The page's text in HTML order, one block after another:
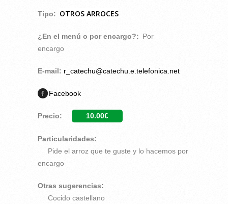
Tipo: OTROS ARROCES
¿En el menú o por encargo?: Por
encargo
E-mail: r_catechu@catechu.e.telefonica.net
Facebook
Precio: 10.00€
Particularidades:
Pide el arroz que te guste y lo hacemos por
encargo
Otras sugerencias:
Cocido castellano